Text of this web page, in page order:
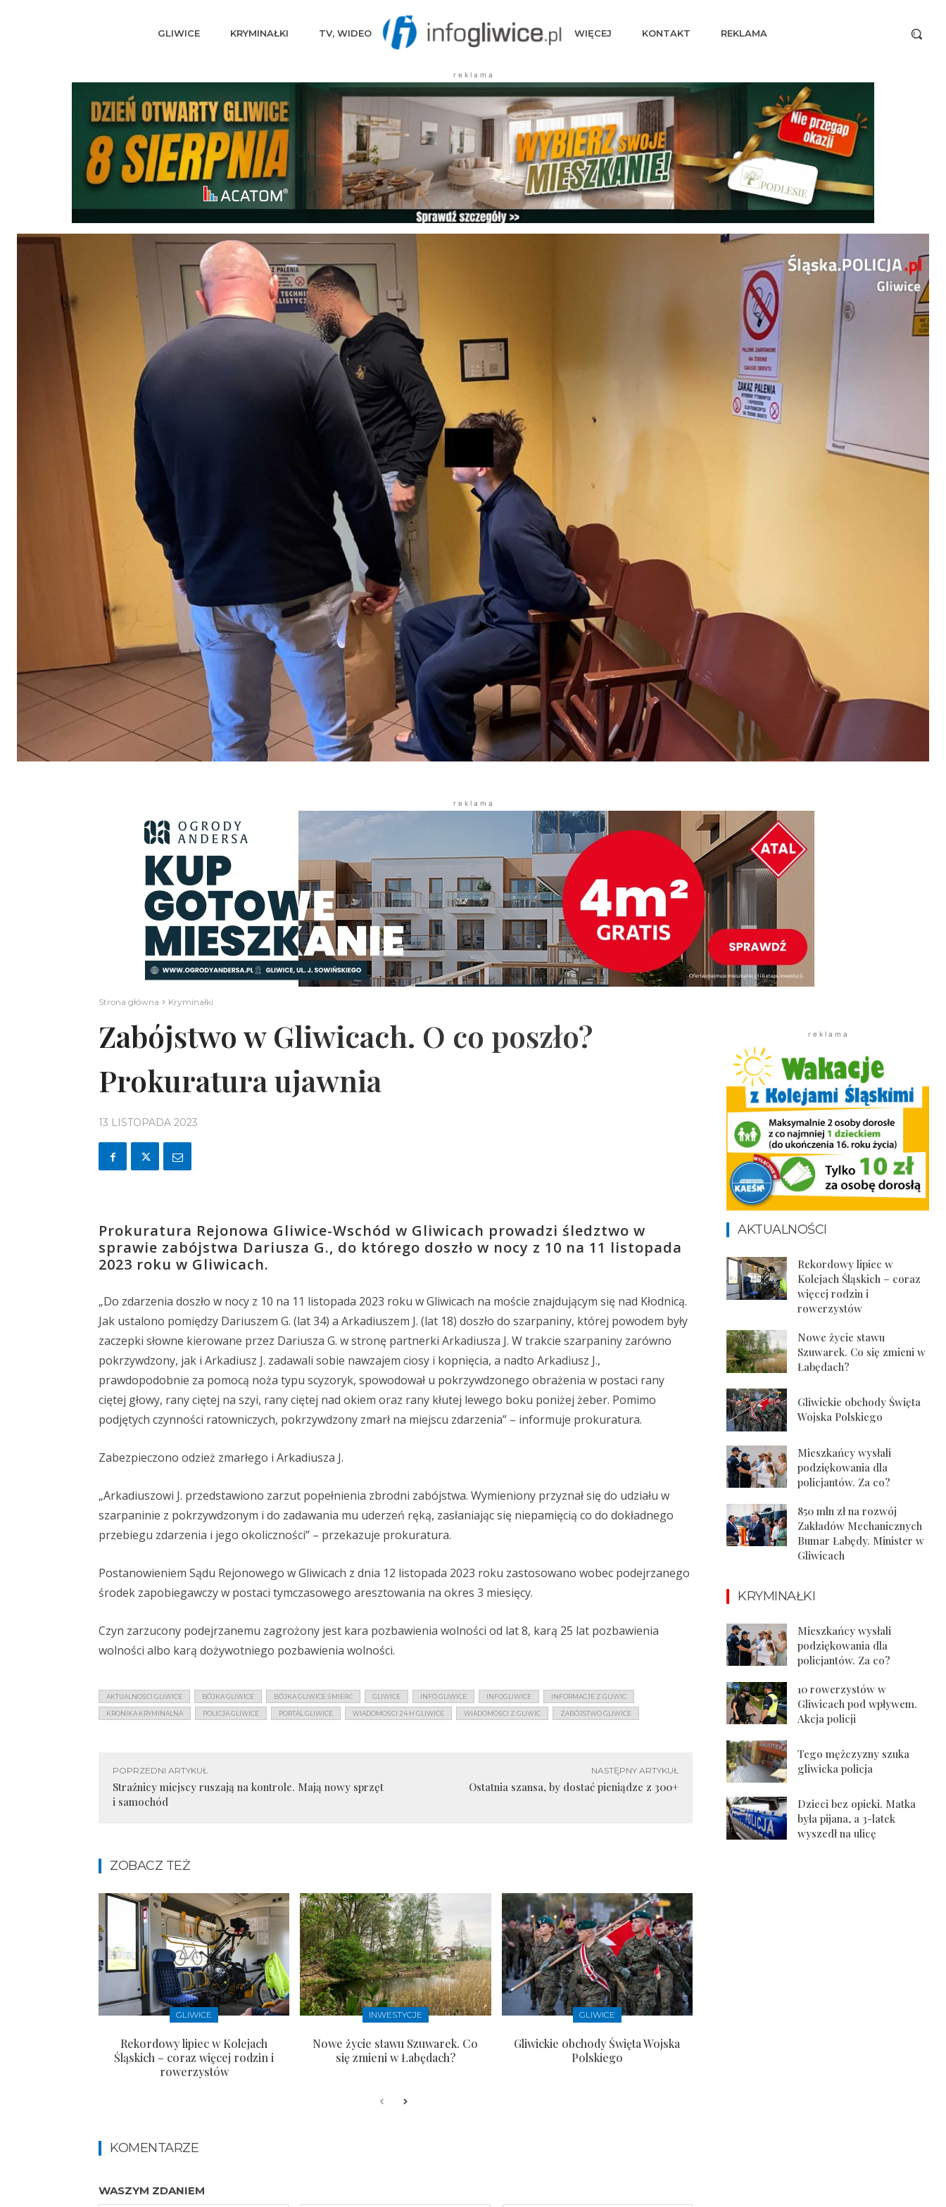
GLIWICE KRYMINAŁKI TV, WIDEO WIĘCEJ KONTAKT REKLAMA
r e k l a m a
r e k l a m a
Strona główna Kryminałki
Zabójstwo w Gliwicach. O co poszło?
Prokuratura ujawnia
13 LISTOPADA 2023
Prokuratura Rejonowa Gliwice-Wschód w Gliwicach prowadzi śledztwo w
sprawie zabójstwa Dariusza G., do którego doszło w nocy z 10 na 11 listopada
2023 roku w Gliwicach.
„Do zdarzenia doszło w nocy z 10 na 11 listopada 2023 roku w Gliwicach na moście znajdującym się nad Kłodnicą.
Jak ustalono pomiędzy Dariuszem G. (lat 34) a Arkadiuszem J. (lat 18) doszło do szarpaniny, której powodem były
zaczepki słowne kierowane przez Dariusza G. w stronę partnerki Arkadiusza J. W trakcie szarpaniny zarówno
pokrzywdzony, jak i Arkadiusz J. zadawali sobie nawzajem ciosy i kopnięcia, a nadto Arkadiusz J.,
prawdopodobnie za pomocą noża typu scyzoryk, spowodował u pokrzywdzonego obrażenia w postaci rany
ciętej głowy, rany ciętej na szyi, rany ciętej nad okiem oraz rany kłutej lewego boku poniżej żeber. Pomimo
podjętych czynności ratowniczych, pokrzywdzony zmarł na miejscu zdarzenia” – informuje prokuratura.
Zabezpieczono odzież zmarłego i Arkadiusza J.
„Arkadiuszowi J. przedstawiono zarzut popełnienia zbrodni zabójstwa. Wymieniony przyznał się do udziału w
szarpaninie z pokrzywdzonym i do zadawania mu uderzeń ręką, zasłaniając się niepamięcią co do dokładnego
przebiegu zdarzenia i jego okoliczności” – przekazuje prokuratura.
Postanowieniem Sądu Rejonowego w Gliwicach z dnia 12 listopada 2023 roku zastosowano wobec podejrzanego
środek zapobiegawczy w postaci tymczasowego aresztowania na okres 3 miesięcy.
Czyn zarzucony podejrzanemu zagrożony jest kara pozbawienia wolności od lat 8, karą 25 lat pozbawienia
wolności albo karą dożywotniego pozbawienia wolności.
AKTUALNOŚCI GLIWICE BÓJKA GLIWICE BÓJKA GLIWICE ŚMIERĆ GLIWICE INFO GLIWICE INFOGLIWICE INFORMACJE Z GLIWIC
KRONIKA KRYMINALNA POLICJA GLIWICE PORTAL GLIWICE WIADOMOŚCI 24 H GLIWICE WIADOMOŚCI Z GLIWIC ZABÓJSTWO GLIWICE
POPRZEDNI ARTYKUŁ
Strażnicy miejscy ruszają na kontrole. Mają nowy sprzęt
i samochód
NASTĘPNY ARTYKUŁ
Ostatnia szansa, by dostać pieniądze z 300+
ZOBACZ TEŻ
GLIWICE
Rekordowy lipiec w Kolejach
Śląskich – coraz więcej rodzin i
rowerzystów
INWESTYCJE
Nowe życie stawu Szuwarek. Co
się zmieni w Łabędach?
GLIWICE
Gliwickie obchody Święta Wojska
Polskiego
KOMENTARZE
WASZYM ZDANIEM
r e k l a m a
AKTUALNOŚCI
Rekordowy lipiec w
Kolejach Śląskich – coraz
więcej rodzin i
rowerzystów
Nowe życie stawu
Szuwarek. Co się zmieni w
Łabędach?
Gliwickie obchody Święta
Wojska Polskiego
Mieszkańcy wysłali
podziękowania dla
policjantów. Za co?
850 mln zł na rozwój
Zakładów Mechanicznych
Bumar Łabędy. Minister w
Gliwicach
KRYMINAŁKI
Mieszkańcy wysłali
podziękowania dla
policjantów. Za co?
10 rowerzystów w
Gliwicach pod wpływem.
Akcja policji
Tego mężczyzny szuka
gliwicka policja
Dzieci bez opieki. Matka
była pijana, a 3-latek
wyszedł na ulicę